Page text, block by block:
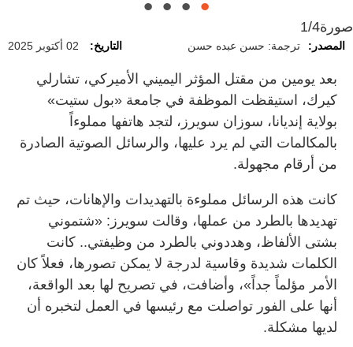
صورة1/4
المصدر: ترجمة: حسن عبده حسن التاريخ: 02 أكتوبر 2025
بعد يومين من مقتل المؤثر اليميني الأميركي، تشارلي
كيرك، استيقظت الموظفة في جامعة «بول ستيت»
بولاية إنديانا، سوزان سويرز، لتجد هاتفها مملوءاً
بالمكالمات التي لم يرد عليها، والرسائل الصوتية الصادرة
من أرقام مجهولة.
كانت هذه الرسائل مملوءة بالتهديدات والإهانات، حيث تم
تهديدها بالطرد من عملها، وقالت سويرز: «شتموني
بشتى الألفاظ، وهددوني بالطرد من وظيفتي.. كانت
الكلمات شديدة وقاسية لدرجة لا يمكن تصورها، فعلاً كان
الأمر مؤلماً جداً»، وأضافت، في تصريح لها بعد الواقعة،
أنها على الفور تواصلت مع رئيسها في العمل لتخبره أن
لديها مشكلة.